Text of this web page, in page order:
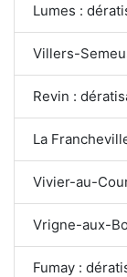
Lumes :
Villers-
Revin :
La
Vivier-au-
Vrigne-aux-
Fumay :